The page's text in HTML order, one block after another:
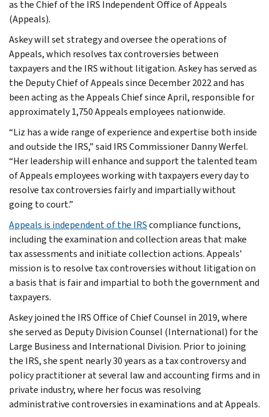
as the Chief of the IRS Independent Office of Appeals
(Appeals).
Askey will set strategy and oversee the operations of
Appeals, which resolves tax controversies between
taxpayers and the IRS without litigation. Askey has served as
the Deputy Chief of Appeals since December 2022 and has
been acting as the Appeals Chief since April, responsible for
approximately 1,750 Appeals employees nationwide.
“Liz has a wide range of experience and expertise both inside
and outside the IRS,” said IRS Commissioner Danny Werfel.
“Her leadership will enhance and support the talented team
of Appeals employees working with taxpayers every day to
resolve tax controversies fairly and impartially without
going to court.”
Appeals is independent of the IRScompliance functions,
including the examination and collection areas that make
tax assessments and initiate collection actions. Appeals’
mission is to resolve tax controversies without litigation on
a basis that is fair and impartial to both the government and
taxpayers.
Askey joined the IRS Office of Chief Counsel in 2019, where
she served as Deputy Division Counsel (International) for the
Large Business and International Division. Prior to joining
the IRS, she spent nearly 30 years as a tax controversy and
policy practitioner at several law and accounting firms and in
private industry, where her focus was resolving
administrative controversies in examinations and at Appeals.